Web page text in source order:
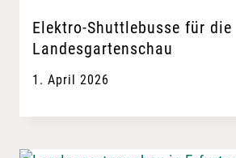
Elektro-Shuttlebusse für die
Landesgartenschau
1. April 2026